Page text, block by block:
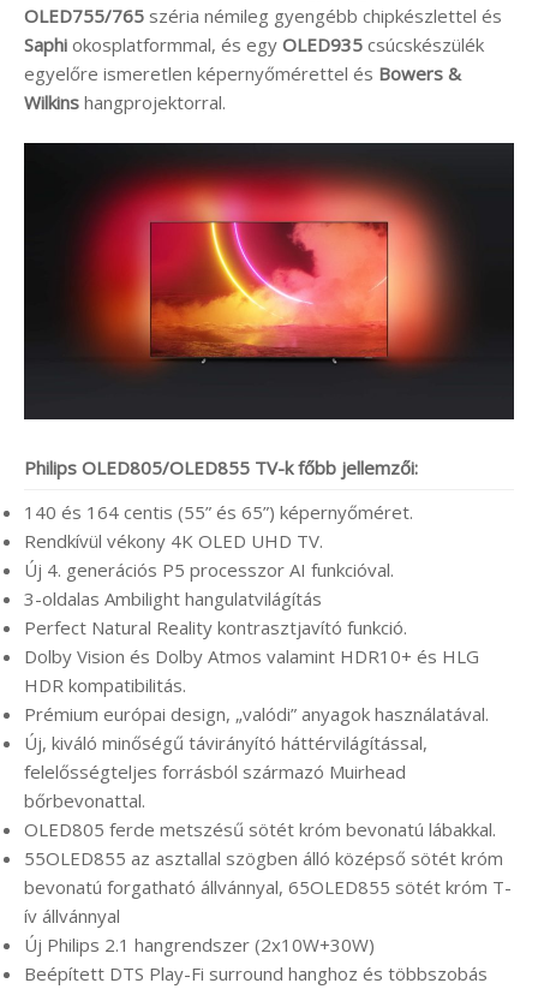
OLED755/765 széria némileg gyengébb chipkészlettel és
Saphi okosplatformmal, és egy OLED935 csúcskészülék
egyelőre ismeretlen képernyőmérettel és Bowers &
Wilkins hangprojektorral.
Philips OLED805/OLED855 TV-k főbb jellemzői:
140 és 164 centis (55” és 65”) képernyőméret.
Rendkívül vékony 4K OLED UHD TV.
Új 4. generációs P5 processzor AI funkcióval.
3-oldalas Ambilight hangulatvilágítás
Perfect Natural Reality kontrasztjavító funkció.
Dolby Vision és Dolby Atmos valamint HDR10+ és HLG
HDR kompatibilitás.
Prémium európai design, „valódi” anyagok használatával.
Új, kiváló minőségű távirányító háttérvilágítással,
felelősségteljes forrásból származó Muirhead
bőrbevonattal.
OLED805 ferde metszésű sötét króm bevonatú lábakkal.
55OLED855 az asztallal szögben álló középső sötét króm
bevonatú forgatható állvánnyal, 65OLED855 sötét króm T-
ív állvánnyal
Új Philips 2.1 hangrendszer (2x10W+30W)
Beépített DTS Play-Fi surround hanghoz és többszobás